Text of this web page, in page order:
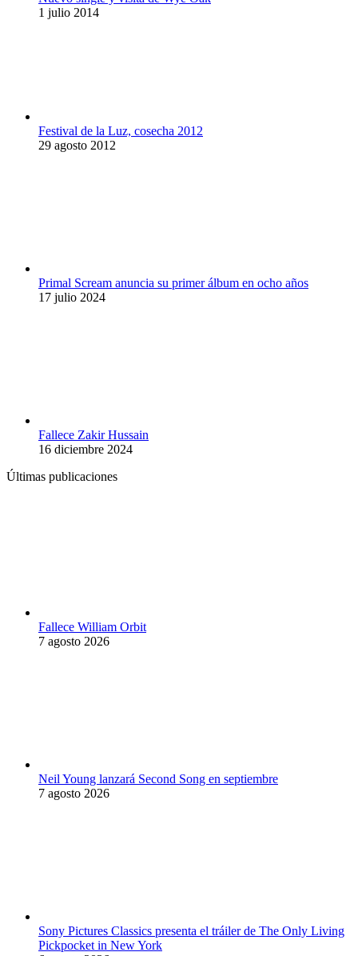
1 julio 2014
Festival de la Luz, cosecha 2012
29 agosto 2012
Primal Scream anuncia su primer álbum en ocho años
17 julio 2024
Fallece Zakir Hussain
16 diciembre 2024
Últimas publicaciones
Fallece William Orbit
7 agosto 2026
Neil Young lanzará Second Song en septiembre
7 agosto 2026
Sony Pictures Classics presenta el tráiler de The Only Living
Pickpocket in New York